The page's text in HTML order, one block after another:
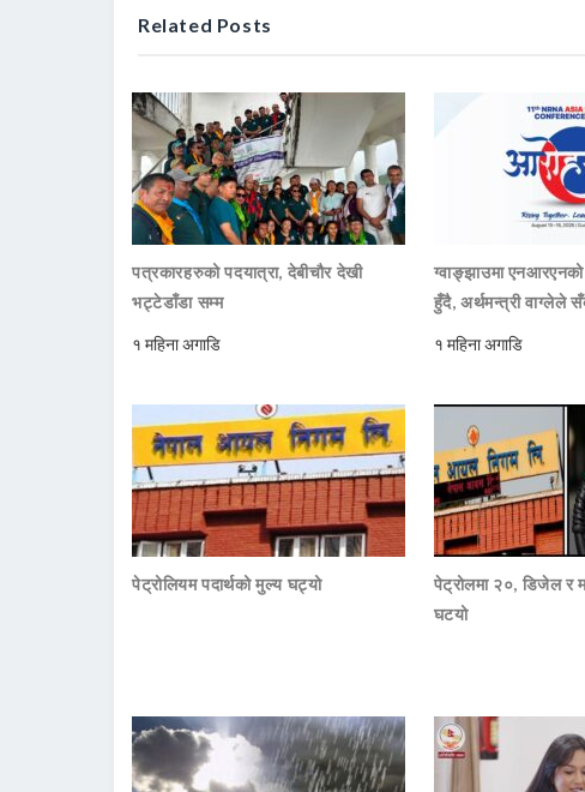
Related Posts
पत्रकारहरुको पदयात्रा, देबीचौर देखी
भट्टेडाँडा सम्म
१ महिना अगाडि
ग्वाङ्झाउमा
हुँदै, अर्थमन्त्री वाग्लेले
१ महिना अगाडि
पेट्रोलियम पदार्थको मुल्य घट्यो
पेट्रोलमा २०, डिजेल र
घटयो